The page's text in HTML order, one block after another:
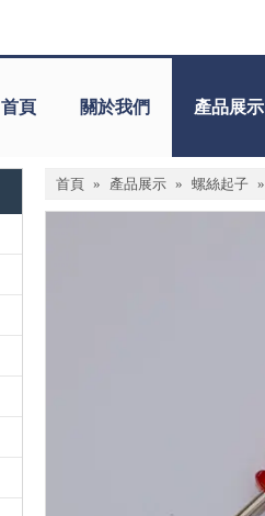
首頁 關於我們 產品展示
首頁 » 產品展示 » 螺絲起子 »